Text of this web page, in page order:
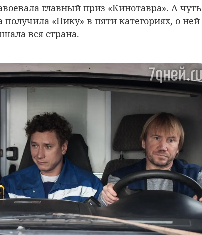
главный приз «Кинотавра». А чуть
получила «Нику» в пяти категориях, о ней
вся страна.